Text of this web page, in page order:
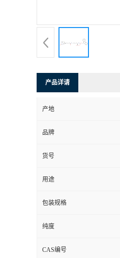
产品详请
产地
品牌
货号
用途
包装规格
纯度
CAS编号